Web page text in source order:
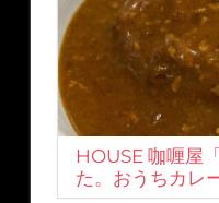
HOUSE 咖喱屋
た。おうちカレ